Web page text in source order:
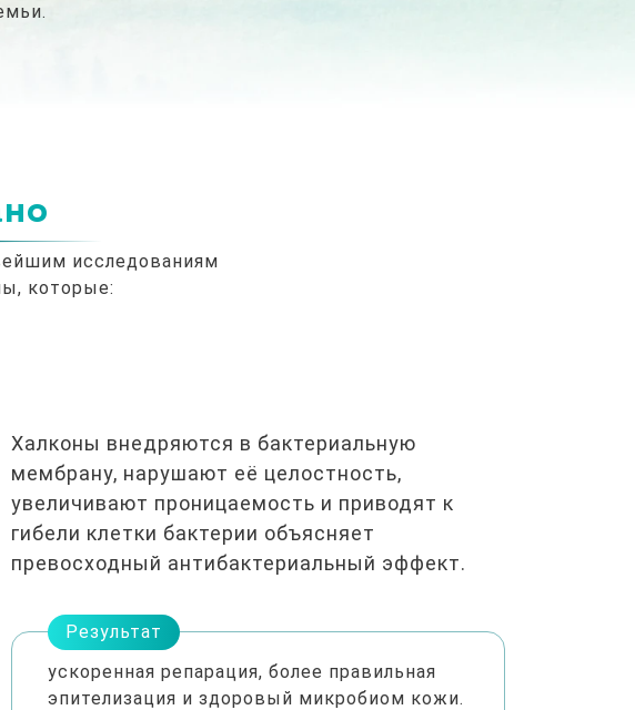
исследованиям
которые:
Халконы внедряются в бактериальную
мембрану, нарушают её целостность,
увеличивают проницаемость и приводят к
гибели клетки бактерии объясняет
превосходный антибактериальный эффект.
Результат
ускоренная репарация, более правильная
эпителизация и здоровый микробиом кожи.